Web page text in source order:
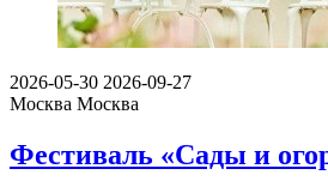
2026-05-30 2026-09-27
Москва Москва
Фестиваль «Сады и